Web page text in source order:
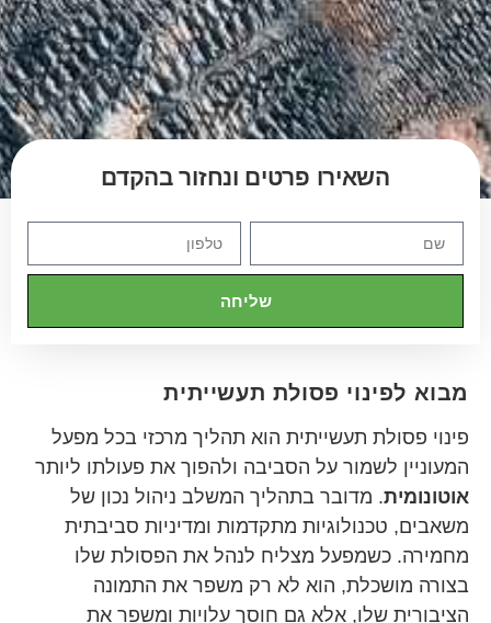
השאירו פרטים ונחזור בהקדם
שליחה
מבוא לפינוי פסולת תעשייתית
פינוי פסולת תעשייתית הוא תהליך מרכזי בכל מפעל
המעוניין לשמור על הסביבה ולהפוך את פעולתו ליותר
אוטונומית. מדובר בתהליך המשלב ניהול נכון של
משאבים, טכנולוגיות מתקדמות ומדיניות סביבתית
מחמירה. כשמפעל מצליח לנהל את הפסולת שלו
בצורה מושכלת, הוא לא רק משפר את התמונה
הציבורית שלו, אלא גם חוסך עלויות ומשפר את